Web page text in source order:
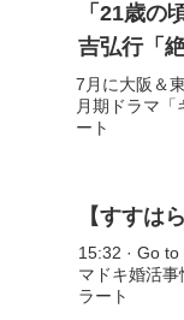
「21歳の
吉弘行「
7月に大阪＆
月期ドラマ
ート
【すすは
15:32 · Go
マドキ婚活
ラート